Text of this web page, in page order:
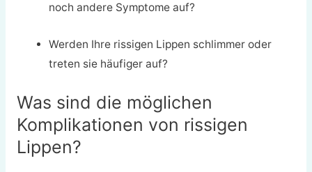
noch andere Symptome auf?
Werden Ihre rissigen Lippen schlimmer oder
treten sie häufiger auf?
Was sind die möglichen
Komplikationen von rissigen
Lippen?